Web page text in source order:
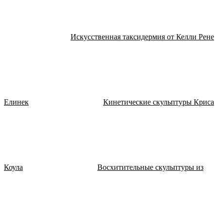
Искусственная таксидермия от Келли Рене
Елинек Кинетические скульптуры Криса
Коула Восхитительные скульптуры из